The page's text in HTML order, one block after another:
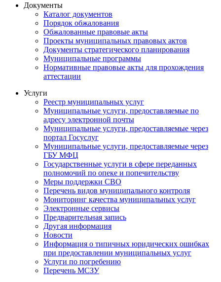
Документы
Каталог документов
Порядок обжалования
Обжалованные правовые акты
Проекты муниципальных правовых актов
Документы стратегического планирования
Муниципальные программы
Нормативные правовые акты для прохождения
аттестации
Услуги
Реестр муниципальных услуг
Муниципальные услуги, предоставляемые по
адресу электронной почты
Муниципальные услуги, предоставляемые через
портал Госуслуг
Муниципальные услуги, предоставляемые через
ГБУ МФЦ
Государственные услуги в сфере переданных
полномочий по опеке и попечительству
Меры поддержки СВО
Перечень видов муниципального контроля
Мониторинг качества муниципальных услуг
Электронные сервисы
Предварительная запись
Другая информация
Новости
Информация о типичных юридических ошибках
при предоставлении муниципальных услуг
Услуги по погребению
Перечень МСЗУ